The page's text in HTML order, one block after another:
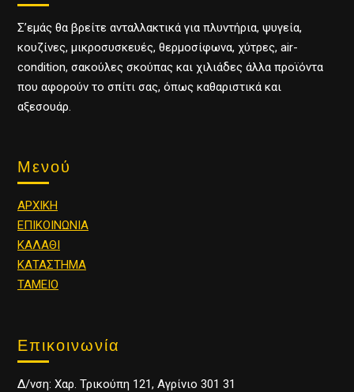
Σ’εμάς θα βρείτε ανταλλακτικά για πλυντήρια, ψυγεία,
κουζίνες, μικροσυσκευές, θερμοσίφωνα, χύτρες, air-
condition, σακούλες σκούπας και χιλιάδες άλλα προϊόντα
που αφορούν το σπίτι σας, όπως καθαριστικά και
αξεσουάρ.
Μενού
ΑΡΧΙΚΗ
ΕΠΙΚΟΙΝΩΝΙΑ
ΚΑΛΑΘΙ
ΚΑΤΑΣΤΗΜΑ
ΤΑΜΕΙΟ
Επικοινωνία
Δ/νση: Χαρ. Τρικούπη 121, Αγρίνιο 301 31